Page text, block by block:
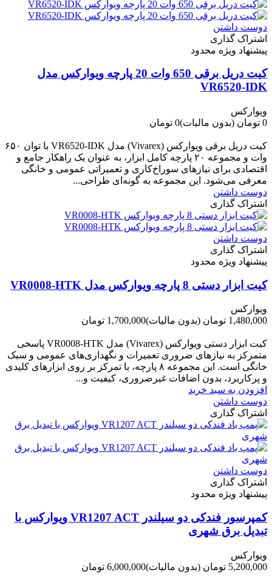
دوست داشتن
اشتراک گذاری
پیشنهاد ویژه محدود
کیت دریل برقی 650 وات 20 پارچه ویوارکس مدل
VR6520-IDK
ویوارکس
0 تومان
(بدون مالیات)0 تومان
کیت دریل برقی ویوارکس (Vivarex) مدل VR6520-IDK با توان ۶۵۰
وات و مجموعه ۲۰ پارچه کامل ابزار، به عنوان یک راهکار جامع و
اقتصادی برای نیازهای سوراخ‌کاری و تعمیراتی عمومی و خانگی
معرفی می‌شود. این مجموعه به گونه‌ای طراحی...
دوست داشتن
اشتراک گذاری
دوست داشتن
اشتراک گذاری
پیشنهاد ویژه محدود
کیت ابزار دستی 8 پارچه ویوارکس مدل VR0008-HTK
ویوارکس
1,480,000 تومان
(بدون مالیات)1,700,000 تومان
کیت ابزار دستی ویوارکس (Vivarex) مدل VR0008-HTK پاسخی
متمرکز به نیازهای ضروری تعمیرات و نگهداری‌های عمومی و سبک
خانگی است. این مجموعه ۸ پارچه، با تمرکز بر روی ابزارهای کلیدی
و پرکاربرد، بدون اضافات غیرضروری، کیفیت و...
افزودن به سبد خرید
دوست داشتن
اشتراک گذاری
دوست داشتن
اشتراک گذاری
پیشنهاد ویژه محدود
کمپرسور فندکی دو سیلندر VR1207 ACT ویوارکس با
تبدیل برق شهری
ویوارکس
5,200,000 تومان
(بدون مالیات)6,000,000 تومان